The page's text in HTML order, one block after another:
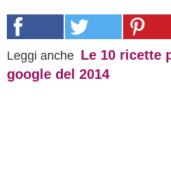
Leggi anche Le 10 ricette
google del 2014